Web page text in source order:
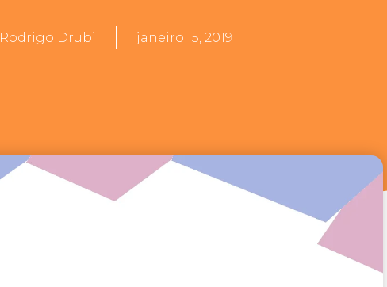
Rodrigo Drubi janeiro 15, 2019